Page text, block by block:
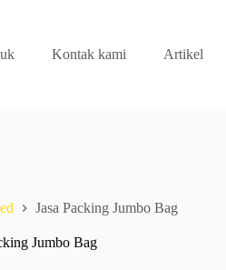
Kontak kami Artikel
Jasa Packing Jumbo Bag
Jumbo Bag